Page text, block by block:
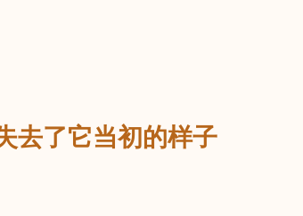
去了它当初的样子